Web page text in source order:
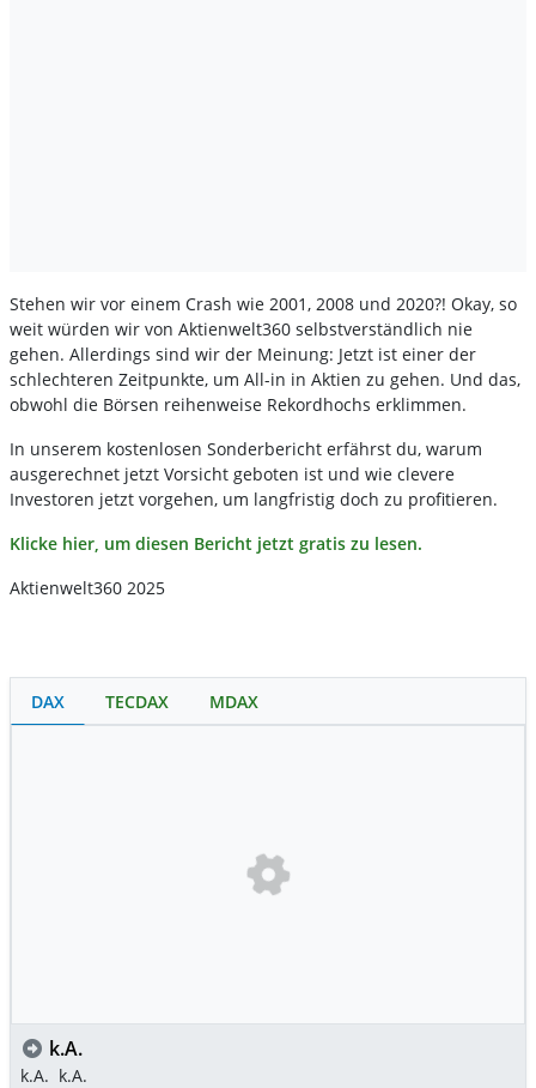
Stehen wir vor einem Crash wie 2001, 2008 und 2020?! Okay, so
weit würden wir von Aktienwelt360 selbstverständlich nie
gehen. Allerdings sind wir der Meinung: Jetzt ist einer der
schlechteren Zeitpunkte, um All-in in Aktien zu gehen. Und das,
obwohl die Börsen reihenweise Rekordhochs erklimmen.
In unserem kostenlosen Sonderbericht erfährst du, warum
ausgerechnet jetzt Vorsicht geboten ist und wie clevere
Investoren jetzt vorgehen, um langfristig doch zu profitieren.
Klicke hier, um diesen Bericht jetzt gratis zu lesen.
Aktienwelt360 2025
DAX TECDAX MDAX
k.A.
k.A. k.A.